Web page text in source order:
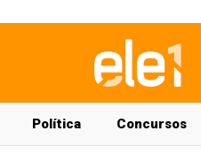
Política Concursos